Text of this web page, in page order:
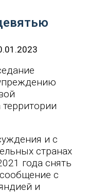
и с
странах
года снять
с
и